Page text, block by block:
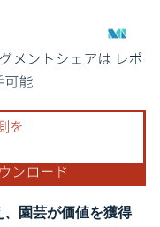
の表示が必要です。
園芸が価値を獲得